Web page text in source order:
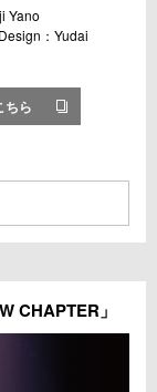
Yano
：Yudai
ちら
CHAPTER」